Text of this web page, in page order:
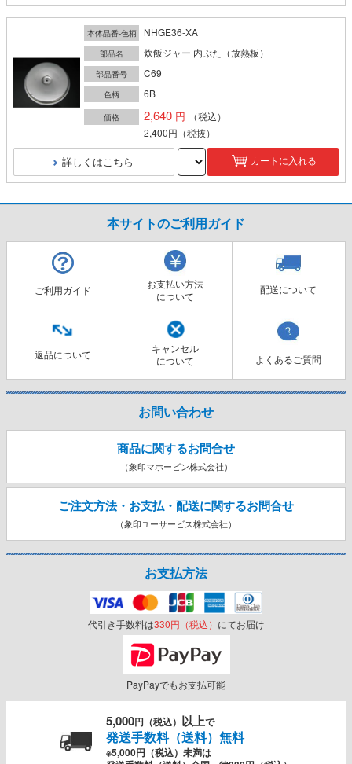
本体品番-色柄 NHGE36-XA
部品名 炊飯ジャー 内ぶた（放熱板）
部品番号 C69
色柄 6B
価格 2,640
（税込）
2,400円 （税抜）
詳しくはこちら カートに入れる
本サイトのご利用ガイド
ご利用ガイド
お支払い方法
について
配送について
返品について
キャンセル
について
よくあるご質問
お問い合わせ
商品に関するお問合せ
（象印マホービン株式会社）
ご注文方法・お支払・配送に関するお問合せ
（象印ユーサービス株式会社）
お支払方法
代引き手数料は330円（税込） にてお届け
PayPayでもお支払可能
5,000円（税込） 以上で
発送手数料（送料）無料
※5,000円（税込）未満は